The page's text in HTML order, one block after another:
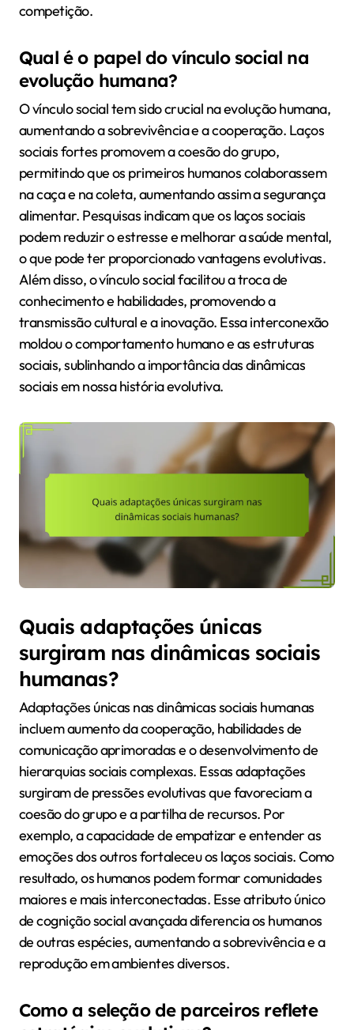
competição.
Qual é o papel do vínculo social na
evolução humana?
O vínculo social tem sido crucial na evolução humana,
aumentando a sobrevivência e a cooperação. Laços
sociais fortes promovem a coesão do grupo,
permitindo que os primeiros humanos colaborassem
na caça e na coleta, aumentando assim a segurança
alimentar. Pesquisas indicam que os laços sociais
podem reduzir o estresse e melhorar a saúde mental,
o que pode ter proporcionado vantagens evolutivas.
Além disso, o vínculo social facilitou a troca de
conhecimento e habilidades, promovendo a
transmissão cultural e a inovação. Essa interconexão
moldou o comportamento humano e as estruturas
sociais, sublinhando a importância das dinâmicas
sociais em nossa história evolutiva.
Quais adaptações únicas
surgiram nas dinâmicas sociais
humanas?
Adaptações únicas nas dinâmicas sociais humanas
incluem aumento da cooperação, habilidades de
comunicação aprimoradas e o desenvolvimento de
hierarquias sociais complexas. Essas adaptações
surgiram de pressões evolutivas que favoreciam a
coesão do grupo e a partilha de recursos. Por
exemplo, a capacidade de empatizar e entender as
emoções dos outros fortaleceu os laços sociais. Como
resultado, os humanos podem formar comunidades
maiores e mais interconectadas. Esse atributo único
de cognição social avançada diferencia os humanos
de outras espécies, aumentando a sobrevivência e a
reprodução em ambientes diversos.
Como a seleção de parceiros reflete